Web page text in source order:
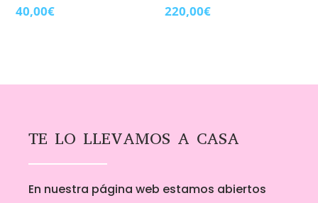
40,00€ 220,00€
TE LO LLEVAMOS A CASA
En nuestra página web estamos abiertos